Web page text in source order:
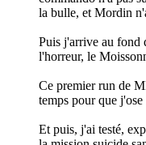
la bulle, et Mordin
Puis j'arrive au fond
l'horreur, le
Ce premier run de
temps pour que
Et puis, j'ai testé,